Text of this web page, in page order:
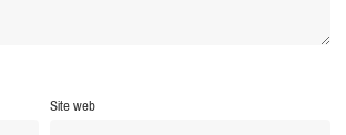
Site web